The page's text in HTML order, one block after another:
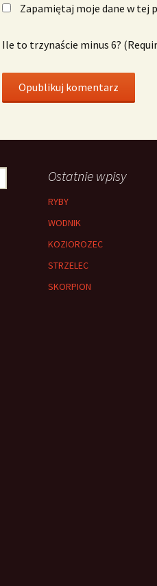
Zapamiętaj moje dane w tej
Ile to trzynaście minus 6?
Ostatnie wpisy
RYBY
WODNIK
KOZIOROZEC
STRZELEC
SKORPION